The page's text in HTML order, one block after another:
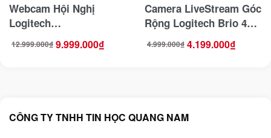
Webcam Hội Nghị
Logitech
ConferenceCam
Connect
12.999.000₫
Giá
gốc 9.999.000₫
Giá
hiện
Camera LiveStream Góc
Rộng Logitech Brio 4K
Stream Edition
4.999.000₫
Giá
gốc 4.199.000₫
Giá
hiện
CÔNG TY TNHH TIN HỌC QUANG NAM